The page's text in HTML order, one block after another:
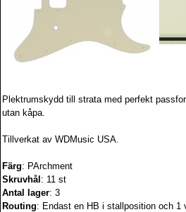
Plektrumskydd till strata med perfekt
utan kåpa.
Tillverkat av WDMusic USA.
Färg: PArchment
Skruvhål : 11 st
Antal lager: 3
Routing: Endast en HB i stallposition och 1